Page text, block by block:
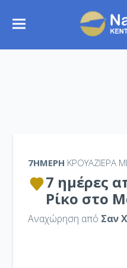
7ΉΜΕΡΗ ΚΡΟΥΑΖΙΕΡΑ
7 ημέρες
Ρίκο στο
Αναχώρηση από Σαν